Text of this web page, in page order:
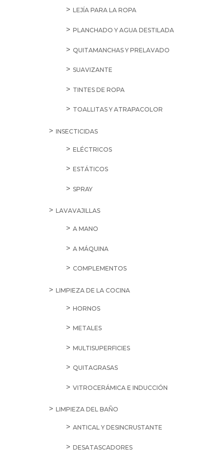
LEJÍA PARA LA ROPA
PLANCHADO Y AGUA DESTILADA
QUITAMANCHAS Y PRELAVADO
SUAVIZANTE
TINTES DE ROPA
TOALLITAS Y ATRAPACOLOR
INSECTICIDAS
ELÉCTRICOS
ESTÁTICOS
SPRAY
LAVAVAJILLAS
A MANO
A MÁQUINA
COMPLEMENTOS
LIMPIEZA DE LA COCINA
HORNOS
METALES
MULTISUPERFICIES
QUITAGRASAS
VITROCERÁMICA E INDUCCIÓN
LIMPIEZA DEL BAÑO
ANTICAL Y DESINCRUSTANTE
DESATASCADORES